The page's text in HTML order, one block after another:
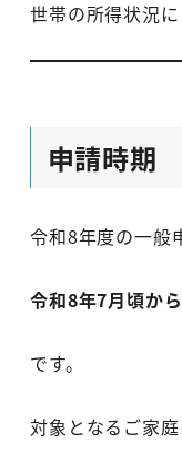
世帯の所得状況に
申請時期
令和8年度の一般
令和8年7月頃か
です。
対象となるご家